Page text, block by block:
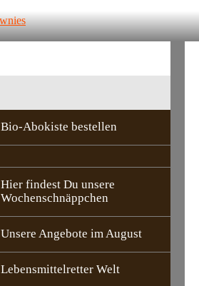
Bio-Abokiste bestellen
Hier findest Du unsere
Wochenschnäppchen
Unsere Angebote im August
Lebensmittelretter Welt